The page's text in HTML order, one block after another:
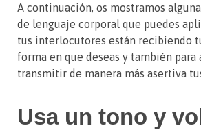
A continuación, os mostramos
de lenguaje corporal que puedes
tus interlocutores están recibiendo
forma en que deseas y también para
transmitir de manera más asertiva
Usa un tono y